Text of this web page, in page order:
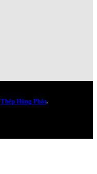
Thép Hùng Phát.